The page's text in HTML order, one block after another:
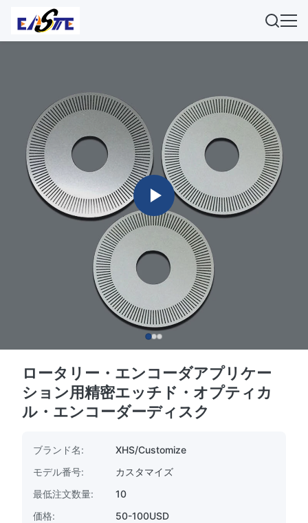
ロータリー・エンコーダアプリケー
ション用精密エッチド・オプティカ
ル・エンコーダーディスク
ブランド名:
XHS/Customize
モデル番号:
カスタマイズ
最低注文数量:
10
価格:
50-100USD